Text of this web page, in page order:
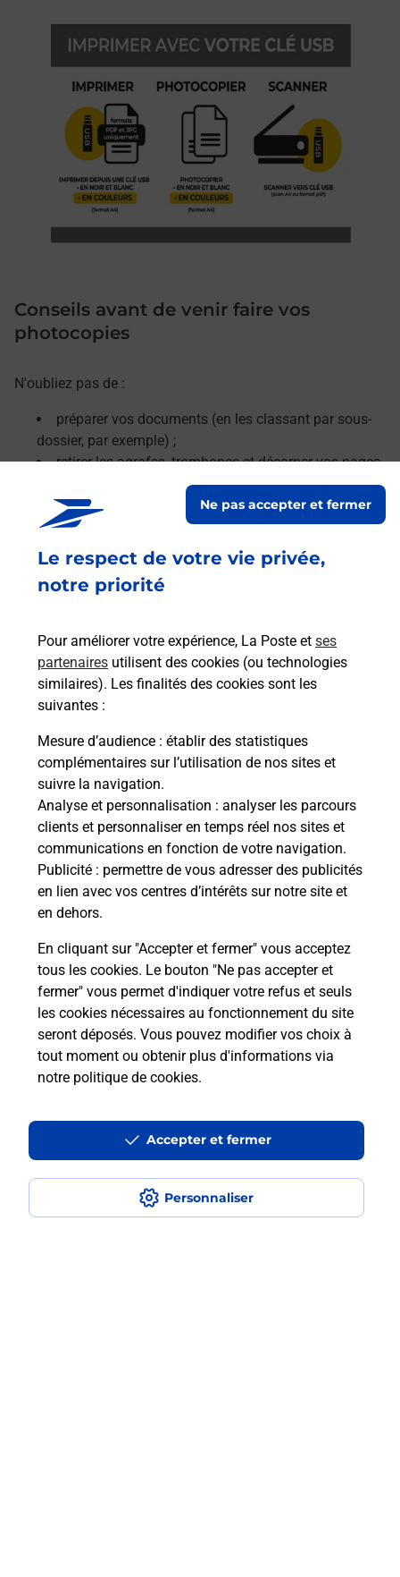
Le respect de votre vie privée,
notre priorité
Pour améliorer votre expérience, La Poste et ses
partenaires utilisent des cookies (ou technologies
similaires). Les finalités des cookies sont les
suivantes :
Mesure d’audience : établir des statistiques
complémentaires sur l’utilisation de nos sites et
suivre la navigation.
Analyse et personnalisation : analyser les parcours
clients et personnaliser en temps réel nos sites et
communications en fonction de votre navigation.
Publicité : permettre de vous adresser des publicités
en lien avec vos centres d’intérêts sur notre site et
en dehors.
En cliquant sur "Accepter et fermer" vous acceptez
tous les cookies. Le bouton "Ne pas accepter et
fermer" vous permet d'indiquer votre refus et seuls
les cookies nécessaires au fonctionnement du site
seront déposés. Vous pouvez modifier vos choix à
tout moment ou obtenir plus d'informations via
notre politique de cookies.
Personnaliser
Ne pas accepter et fermer
Accepter et fermer
Conseils avant de venir faire vos
photocopies
N'oubliez pas de :
préparer vos documents (en les classant par sous-
dossier, par exemple) ;
retirer les agrafes, trombones et décorner vos pages.
En savoir plus
Le lien s'ouvre dans un nouvel onglet
En savoir plus
Envoyer un colis
Vous souhaitez envoyer un colis depuis : SAINT
toutes les solutions proposées par La Poste.
En savoir plus
Questions fréquemment posées
Quel est le prix d’une photocopie ?
Où faire des photocopies à proximité